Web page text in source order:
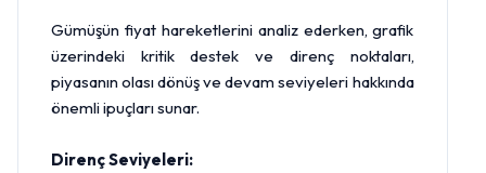
Gümüşün fiyat hareketlerini analiz ederken, grafik
üzerindeki kritik destek ve direnç noktaları,
piyasanın olası dönüş ve devam seviyeleri hakkında
önemli ipuçları sunar.
Direnç Seviyeleri: